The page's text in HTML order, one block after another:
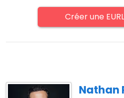
Créer une
Nathan